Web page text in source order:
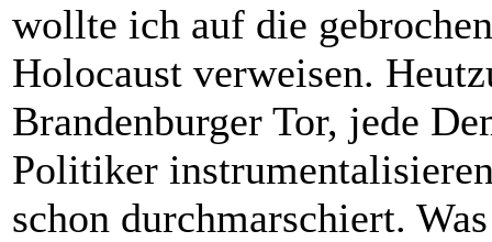
wollte ich auf die
Holocaust verweisen.
Brandenburger Tor, jede
Politiker
schon durchmarschiert.